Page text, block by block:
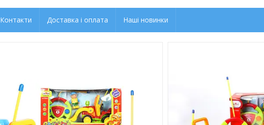
Контакти Доставка і оплата Наші новинки